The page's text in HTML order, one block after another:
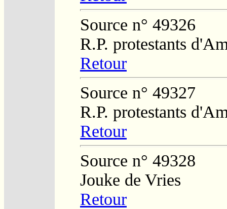
Source n° 49326
R.P. protestants
Retour
Source n° 49327
R.P. protestants
Retour
Source n° 49328
Jouke de Vries
Retour